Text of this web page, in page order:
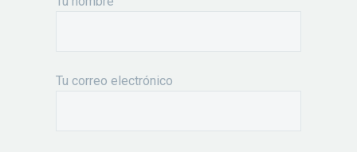
Tu correo electrónico